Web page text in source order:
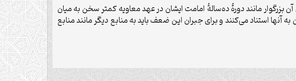
مانند دورۀ ده‌سالۀ امامت ایشان در عهد معاویه کمتر سخن به میان
استناد می‌کنند و برای جبران این ضعف باید به منابع دیگر مانند منابع